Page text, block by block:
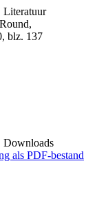
Literatuur
blz. 137
Downloads
als PDF-bestand